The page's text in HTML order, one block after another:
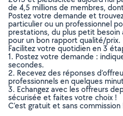
de 4,5 millions de membres,
Postez votre demande et
particulier ou un professionnel
prestations, du plus petit besoin
pour un bon rapport qualité/prix.
Facilitez votre quotidien en 3
1. Postez votre demande :
secondes.
2. Recevez des réponses
professionnels en quelques
3. Echangez avec les offreurs
sécurisée et faites votre choix !
C’est gratuit et sans commission